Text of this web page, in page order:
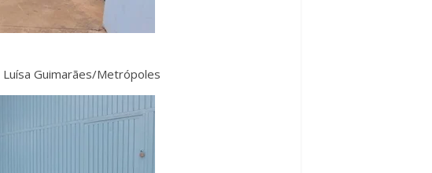
Luísa Guimarães/Metrópoles